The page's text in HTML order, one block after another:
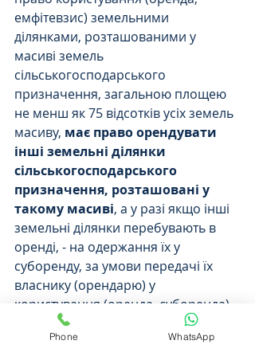
емфітевзис) земельними
ділянками, розташованими у
масиві земель
сільськогосподарського
призначення, загальною площею
не менш як 75 відсотків усіх земель
масиву, має право орендувати
інші земельні ділянки
сільськогосподарського
призначення, розташовані у
такому масиві, а у разі якщо інші
земельні ділянки перебувають в
оренді, - на одержання їх у
суборенду, за умови передачі їх
власнику (орендарю) у
користування (оренда, суборенда)
іншої земельної ділянки,
розташованої у цьому ж масиві, на
Phone WhatsApp